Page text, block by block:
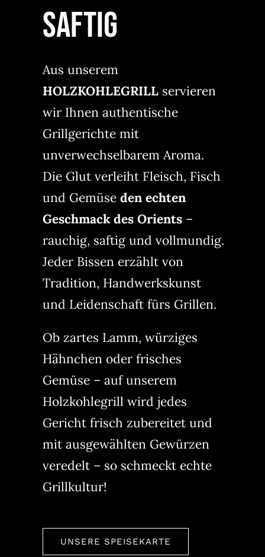
SAFTIG
Aus unserem
HOLZKOHLEGRILLservieren
wir Ihnen authentische
Grillgerichte mit
unverwechselbarem Aroma.
Die Glut verleiht Fleisch, Fisch
und Gemüse den echten
Geschmack des Orients–
rauchig, saftig und vollmundig.
Jeder Bissen erzählt von
Tradition, Handwerkskunst
und Leidenschaft fürs Grillen.
Ob zartes Lamm, würziges
Hähnchen oder frisches
Gemüse – auf unserem
Holzkohlegrill wird jedes
Gericht frisch zubereitet und
mit ausgewählten Gewürzen
veredelt – so schmeckt echte
Grillkultur!
UNSERE SPEISEKARTE